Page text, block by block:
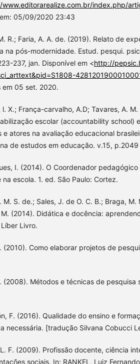
index.php/
05/09/2020 23:43
R.; Faria, A. A. de. (2019). Relato de
na pós-modernidade. Estud. pesqui.
237, jan. Disponível em <http://
em 05 set. 2020.
l. X.; França-carvalho, A.D; Tavares, A.
escolar (accountability school)
e atores na avaliação educacional
de estudos em educação. v.15,
I. (2014). O Coordenador
escola. 1. ed. São Paulo: Cortez.
M. S. de.; Sales, J. de O. C. B.; Braga, M.
(2014). Didática e docência:
Livro.
(2010). Como elaborar projetos de
(2008). Métodos e técnicas de pesquisa
F. (2016). Qualidade do ensino e
necessária. [tradução Silvana Cobucci
F. (2009). Profissão docente, ciência
sociais. In: RANKEL, Luiz